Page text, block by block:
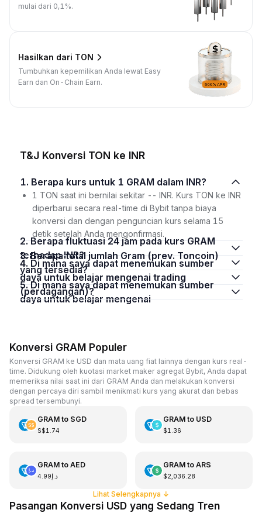
mulai dari 0,1%.
Hasilkan dari TON
Tumbuhkan kepemilikan Anda lewat Easy
Earn dan On-Chain Earn.
T&J Konversi TON ke INR
1. Berapa kurs untuk 1 GRAM dalam INR?
1 TON saat ini bernilai sekitar -- INR. Kurs TON ke INR
diperbarui secara real-time di Bybit tanpa biaya
konversi dan dengan penguncian kurs selama 15
detik setelah Anda mengonfirmasi.
2. Berapa fluktuasi 24 jam pada kurs GRAM
terhadap INR?
3. Berapa total jumlah Gram (prev. Toncoin)
yang tersedia?
4. Di mana saya dapat menemukan sumber
daya untuk belajar mengenai trading
(perdagangan)?
5. Di mana saya dapat menemukan sumber
daya untuk belajar mengenai
Konversi GRAM Populer
Konversi GRAM ke USD dan mata uang fiat lainnya dengan kurs real-
time. Didukung oleh kuotasi market maker agregat Bybit, Anda dapat
memeriksa nilai saat ini dari GRAM Anda dan melakukan konversi
dengan percaya diri sambil menikmati kurs yang akurat dan bebas
spread tersembunyi.
GRAMto SGD
S$1.74
GRAMto USD
$1.36
GRAMto AED
د.إ4.99
GRAMto ARS
$2,036.28
Lihat Selengkapnya ↓
Pasangan Konversi USD yang Sedang Tren